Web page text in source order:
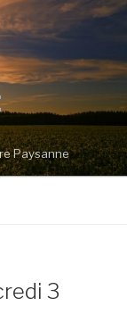
Paysanne
3